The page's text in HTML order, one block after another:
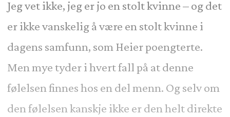
Jeg vet ikke, jeg er jo en stolt kvinne – og det
er ikke vanskelig å være en stolt kvinne i
dagens samfunn, som Heier poengterte.
Men mye tyder i hvert fall på at denne
følelsen finnes hos en del menn. Og selv om
den følelsen kanskje ikke er den helt direkte